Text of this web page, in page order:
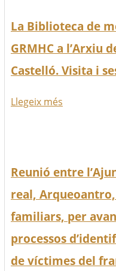
La Biblioteca de
GRMHC a l’Arxiu
Castelló. Visita i
Llegeix més
Reunió entre
real, Arqueoantro,
familiars, per
processos
de víctimes del